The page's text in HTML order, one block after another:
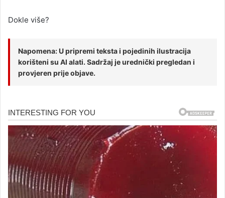
Dokle više?
Napomena: U pripremi teksta i pojedinih ilustracija
korišteni su AI alati. Sadržaj je urednički pregledan i
provjeren prije objave.